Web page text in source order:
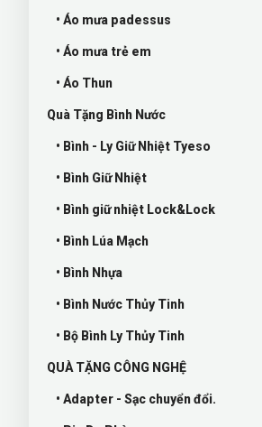
• Áo mưa padessus
• Áo mưa trẻ em
• Áo Thun
Quà Tặng Bình Nước
• Bình - Ly Giữ Nhiệt Tyeso
• Bình Giữ Nhiệt
• Bình giữ nhiệt Lock&Lock
• Bình Lúa Mạch
• Bình Nhựa
• Bình Nước Thủy Tinh
• Bộ Bình Ly Thủy Tinh
QUÀ TẶNG CÔNG NGHỆ
• Adapter - Sạc chuyển đổi.